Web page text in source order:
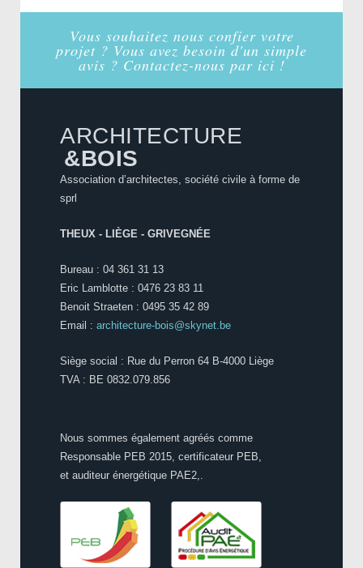
Vous souhaitez nous confier votre
projet ? Vous avez besoin d'un simple
avis ? Contactez-nous par ici !
ARCHITECTURE
&BOIS
Association d’architectes, société civile à forme de
sprl
THEUX - LIÈGE - GRIVEGNÉE
Bureau : 04 361 31 13
Eric Lamblotte : 0476 23 83 11
Benoit Straeten : 0495 35 42 89
Email : architecture-bois@skynet.be
Siège social : Rue du Perron 64 B-4000 Liège
TVA : BE 0832.079.856
Nous sommes également agréés comme
Responsable PEB 2015, certificateur PEB,
et auditeur énergétique PAE2,.